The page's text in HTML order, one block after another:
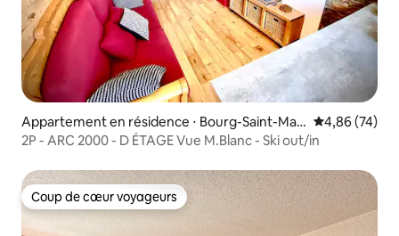
Appartement en résidence ⋅ Bourg-Saint-Mau
rice
Évaluation
4,86 (74)
2P - ARC 2000 - D ÉTAGE Vue M.Blanc - Ski out/in
Coup de cœur voyageurs
Coup de cœur voyageurs